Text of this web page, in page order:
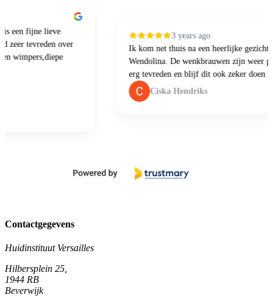
3 years ago
Ik kom net thuis na een heerlijke
Wendolina. De wenkbrauwen zijn
erg tevreden en blijf dit ook zeker
Ciska Hendriks
is een fijne lieve
zeer tevreden over
en wimpers,diepe
Contactgegevens
Huidinstituut Versailles
Hilbersplein 25,
1944 RB
Beverwijk